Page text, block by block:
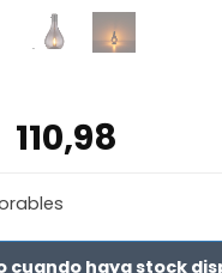
El
precio
original
era:
110,98
es:
cuando haya stock